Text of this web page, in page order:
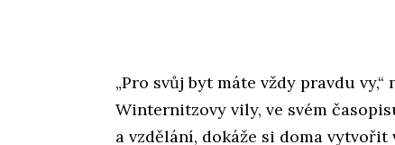
„Pro svůj byt máte vždy pravdu
Winternitzovy vily, ve svém
a vzdělání, dokáže si doma